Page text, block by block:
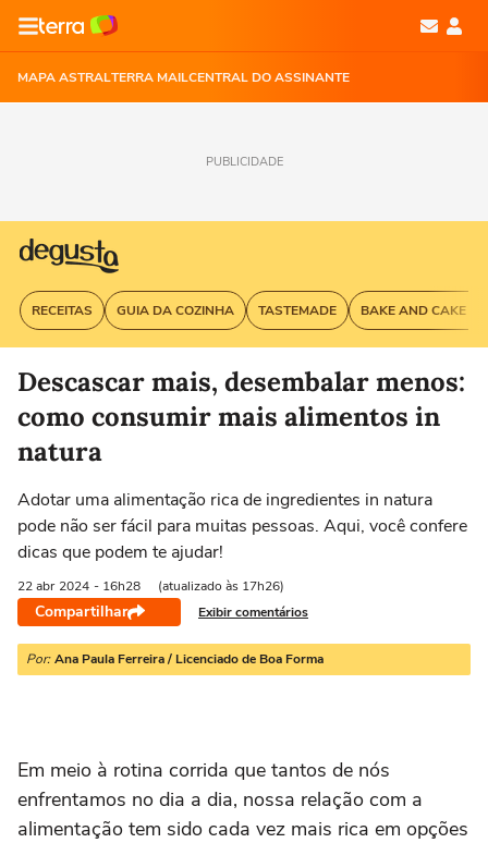
MAPA ASTRALTERRA MAILCENTRAL DO ASSINANTE
PUBLICIDADE
RECEITAS GUIA DA COZINHA TASTEMADE BAKE AND CAKE
Descascar mais, desembalar menos:
como consumir mais alimentos in
natura
Adotar uma alimentação rica de ingredientes in natura
pode não ser fácil para muitas pessoas. Aqui, você confere
dicas que podem te ajudar!
22 abr 2024 - 16h28 (atualizado às 17h26)
Compartilhar Exibir comentários
Por: Ana Paula Ferreira / Licenciado de Boa Forma
Em meio à rotina corrida que tantos de nós
enfrentamos no dia a dia, nossa relação com a
alimentação tem sido cada vez mais rica em opções